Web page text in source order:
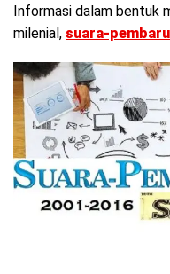
Informasi dalam bentuk
milenial, suara-